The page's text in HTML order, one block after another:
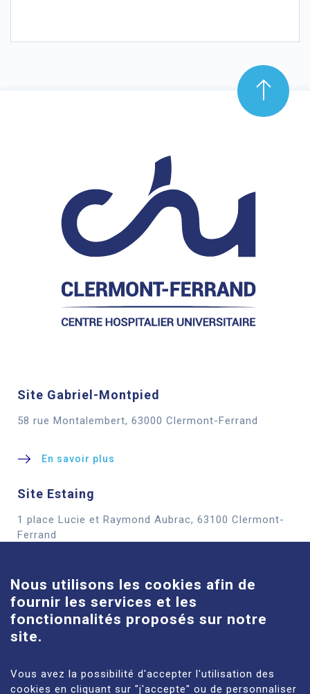
Site Gabriel-Montpied
58 rue Montalembert, 63000 Clermont-Ferrand
En savoir plus
Site Estaing
1 place Lucie et Raymond Aubrac, 63100 Clermont-
Ferrand
Site Louise-Michel
61 route de Châteaugay, 63118 Cébazat
En savoir plus
Nous utilisons les cookies afin de
fournir les services et les
fonctionnalités proposés sur notre
site.
Vous avez la possibilité d'accepter l'utilisation des
cookies en cliquant sur "j'accepte" ou de personnaliser